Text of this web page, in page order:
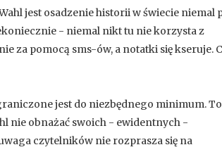
jest osadzenie historii w świecie niemal
- niemal nikt tu nie korzysta z
za pomocą sms-ów, a notatki się kseruje.
jest do niezbędnego minimum. To
nie obnażać swoich - ewidentnych -
czytelników nie rozprasza się na